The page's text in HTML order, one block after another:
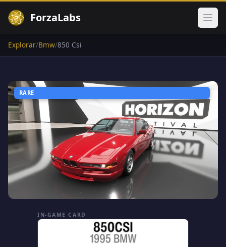
ForzaLabs
Explorar/Bmw/850 Csi
RARE
IN-GAME CARD